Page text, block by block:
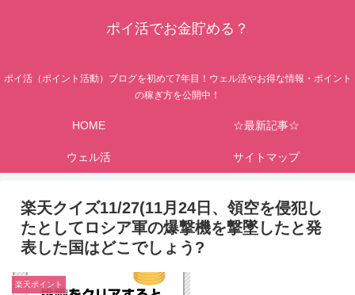
ポイ活でお金貯める？
ポイ活（ポイント活動）ブログを初めて7年目！ウェル活やお得な情報・ポイント
の稼ぎ方を公開中！
HOME ☆最新記事☆
ウェル活 サイトマップ
楽天クイズ11/27(11月24日、領空を侵犯し
たとしてロシア軍の爆撃機を撃墜したと発
表した国はどこでしょう?
楽天ポイント